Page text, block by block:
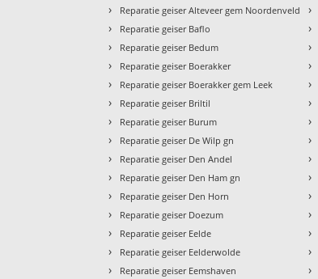
› Reparatie geiser Alteveer gem Noordenveld
› Reparatie geiser Baflo
› Reparatie geiser Bedum
› Reparatie geiser Boerakker
› Reparatie geiser Boerakker gem Leek
› Reparatie geiser Briltil
› Reparatie geiser Burum
› Reparatie geiser De Wilp gn
› Reparatie geiser Den Andel
› Reparatie geiser Den Ham gn
› Reparatie geiser Den Horn
› Reparatie geiser Doezum
› Reparatie geiser Eelde
› Reparatie geiser Eelderwolde
› Reparatie geiser Eemshaven
›
›
›
›
›
›
›
›
›
›
›
›
›
›
›